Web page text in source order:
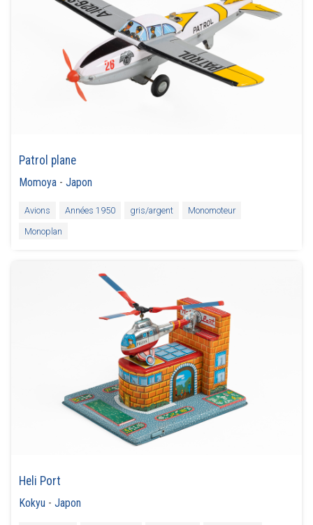
Patrol plane
Momoya -Japon
Avions Années 1950 gris/argent
Monomoteur
Monoplan
Heli Port
Kokyu -Japon